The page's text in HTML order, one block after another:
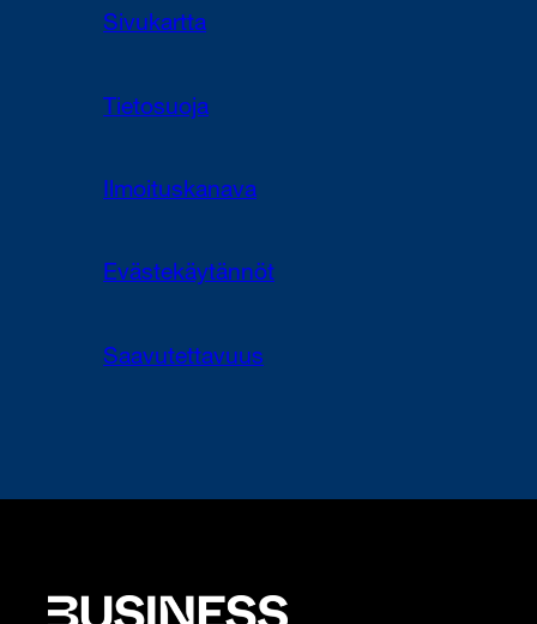
Sivukartta
Tietosuoja
Ilmoituskanava
Evästekäytännöt
Saavutettavuus